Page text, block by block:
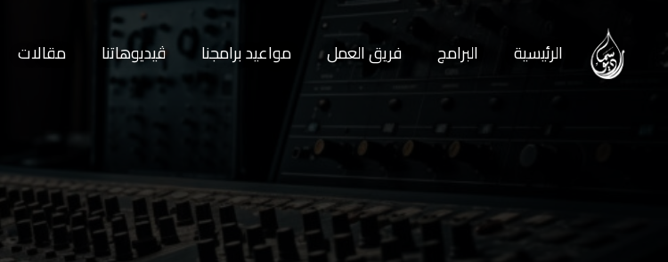
الرئيسية البرامج فريق العمل مواعيد برامجنا ڤيديوهاتنا مقالات